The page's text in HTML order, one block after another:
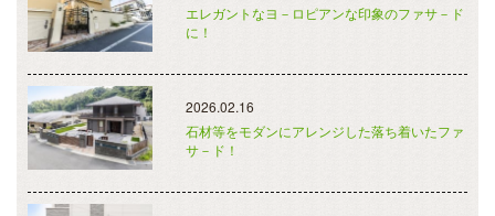
エレガントなヨ－ロピアンな印象のファサ－ド
に！
2026.02.16
石材等をモダンにアレンジした落ち着いたファ
サ－ド！